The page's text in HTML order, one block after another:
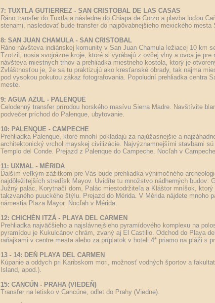
7: TUXTLA GUTIERREZ - SAN CRISTOBAL DE LAS CASAS
Ráno transfer do Tuxtla a následne do Chiapa de Corzo a plavba loďou
stenami, nasledovať bude transfer do najpôvabnejšieho mexického mesta
8: SAN JUAN CHAMULA - SAN CRISTOBAL
Ráno návšteva indiánskej komunity v San Juan Chamula ležiacej 10 km
Tzotzil, nosia svojrázne kroje, ktoré si vyrábajú z ovčej vlny a ovca je pre
návšteva miestnych trhov a prehliadka miestneho kostola, ktorý je
Zvláštnosťou je, že sa tu praktizujú ako kresťanské obrady, tak najmä
pod vysokou pokutou zákaz fotografovania. Popoludní prehliadka centra
meste.
9: AGUA AZUL - PALENQUE
Celodenný transfer prírodou horského masívu Sierra Madre. Navštívite
podvečer príchod do Palenque, ubytovanie.
10: PALENQUE - CAMPECHE
Prehliadka Palenque, ktoré mnohí pokladajú za najúžasnejšie a
architektonický vrchol mayskej civilizácie. Najvýznamnejšími stavbami
Templo del Conde. Prejazd z Palenque do Campeche. Nocľah v
11: UXMAL - MÉRIDA
Ďalším veľkým zážitkom pre Vás bude prehliadka výnimočného
najdôležitejších stredísk Mayov. Uvidíte tu množstvo nádherných budov:
Južný palác, Korytnačí dom, Palác miestodržiteľa a Kláštor mníšok,
takzvaného puuckého štýlu. Prejazd do Mérida. V Mérida nájdete mnoho
námestia Plaza Mayor. Nocľah v Mérida.
12: CHICHÉN ITZÁ - PLAYA DEL CARMEN
Prehliadka najväčšieho a najslávnejšieho pyramídového komplexu na
pyramídou je Kukulcánov chrám, zvaný aj El Castillo. Odchod do Playa
raňajkami v centre mesta alebo za príplatok v hoteli 4* priamo na pláži s
13 - 14: DEŇ PLAYA DEL CARMEN
Kúpanie a oddych pri Karibskom mori, možnosť vodných športov a
Island, apod.).
15: CANCÚN - PRAHA (VIEDEŇ)
Transfer na letisko v Cancúne, odlet do Prahy (Viedne).